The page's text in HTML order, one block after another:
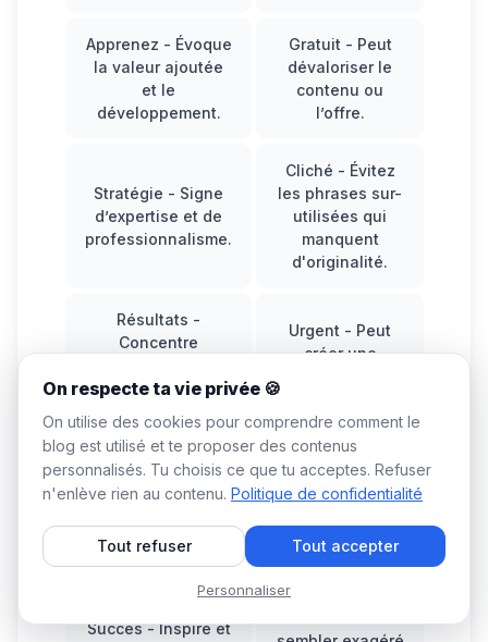
Apprenez - Évoque
la valeur ajoutée
et le
développement.
Gratuit - Peut
dévaloriser le
contenu ou
l’offre.
Stratégie - Signe
d’expertise et de
professionnalisme.
Cliché - Évitez
les phrases sur-
utilisées qui
manquent
d'originalité.
Résultats -
Concentre
l’impact et
Urgent - Peut
créer une
Innovant- Attire
ceux qui cherchent
des nouvelles
idées.
Gagner de
l’argent- Trop
peut sembler
suspect.
Succès- Inspire et
On respecte ta vie privée 🍪
On utilise des cookies pour comprendre comment le
blog est utilisé et te proposer des contenus
personnalisés. Tu choisis ce que tu acceptes. Refuser
n'enlève rien au contenu. Politique de confidentialité
Tout refuser Tout accepter
Personnaliser